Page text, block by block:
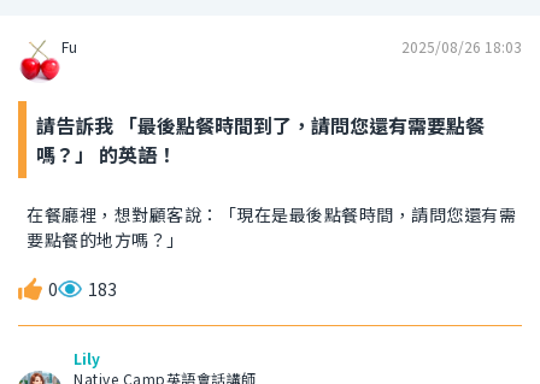
Fu 2025/08/26 18:03
請告訴我 「最後點餐時間到了，請問您還有需要點餐
嗎？」 的英語！
在餐廳裡，想對顧客說：「現在是最後點餐時間，請問您還有需
要點餐的地方嗎？」
0 183
Lily
Native Camp英語會話講師